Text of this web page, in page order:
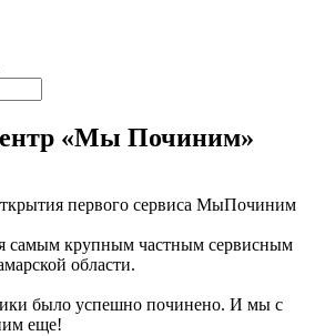
«Мы Починим»
первого сервиса МыПочиним
самым крупным частным сервисным
области.
было успешно починено. И мы с
еще!